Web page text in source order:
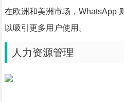
在欧洲和美洲市场，WhatsApp
以吸引更多用户使用。
人力资源管理